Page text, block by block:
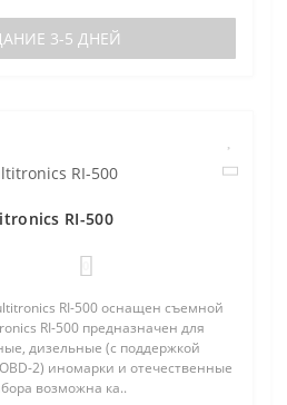
3-5 ДНЕЙ
RI-500
RI-500 оснащен съемной
RI-500 предназначен для
дизельные (с поддержкой
2) иномарки и отечественные
возможна ка..